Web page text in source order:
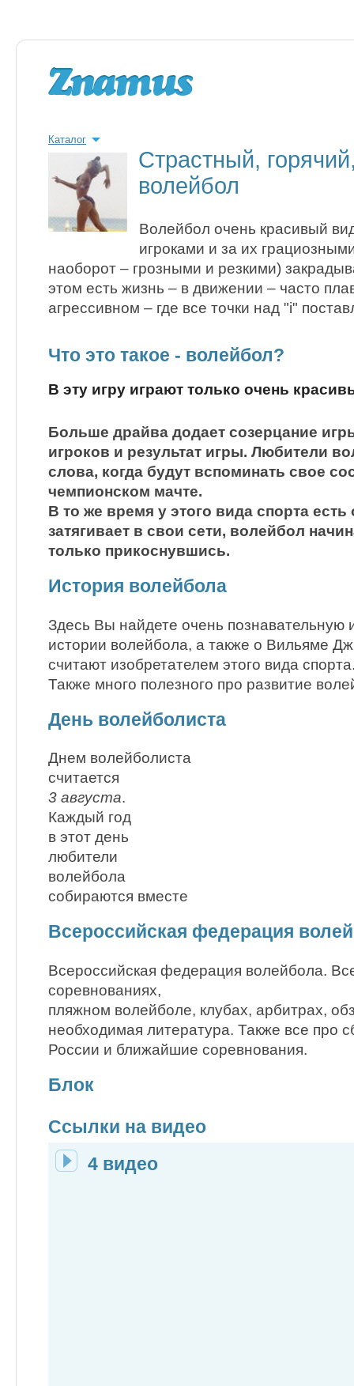
Каталог
Страстный,
волейбол
Волейбол очень красивый
игроками и за их
наоборот – грозными и резкими)
этом есть жизнь – в движении – часто
агрессивном – где все точки над "i"
Что это такое - волейбол?
В эту игру играют только очень
Больше драйва додает созерцание
игроков и результат игры. Любители
слова, когда будут вспоминать свое
чемпионском мачте.
В то же время у этого вида спорта есть
затягивает в свои сети, волейбол
только прикоснувшись.
История волейбола
Здесь Вы найдете очень
истории волейбола, а также о Вильяме
считают изобретателем этого вида
Также много полезного про развитие
День волейболиста
Днем волейболиста
считается
3 августа.
Каждый год
в этот день
любители
волейбола
собираются вместе
Всероссийская федерация
Всероссийская федерация волейбола.
соревнованиях,
пляжном волейболе, клубах, арбитрах,
необходимая литература. Также все про
России и ближайшие соревнования.
Блок
Ccылки на видео
4 видео